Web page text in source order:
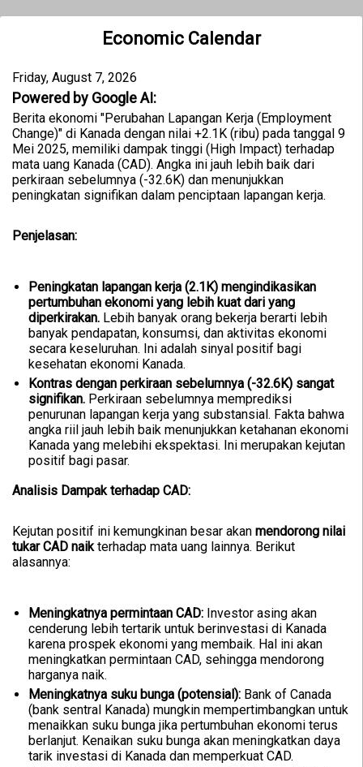
Economic Calendar
Friday, August 7, 2026
Powered by Google AI:
Berita ekonomi "Perubahan Lapangan Kerja (Employment
Change)" di Kanada dengan nilai +2.1K (ribu) pada tanggal 9
Mei 2025, memiliki dampak tinggi (High Impact) terhadap
mata uang Kanada (CAD). Angka ini jauh lebih baik dari
perkiraan sebelumnya (-32.6K) dan menunjukkan
peningkatan signifikan dalam penciptaan lapangan kerja.
Penjelasan:
Peningkatan lapangan kerja (2.1K) mengindikasikan
pertumbuhan ekonomi yang lebih kuat dari yang
diperkirakan. Lebih banyak orang bekerja berarti lebih
banyak pendapatan, konsumsi, dan aktivitas ekonomi
secara keseluruhan. Ini adalah sinyal positif bagi
kesehatan ekonomi Kanada.
Kontras dengan perkiraan sebelumnya (-32.6K) sangat
signifikan. Perkiraan sebelumnya memprediksi
penurunan lapangan kerja yang substansial. Fakta bahwa
angka riil jauh lebih baik menunjukkan ketahanan ekonomi
Kanada yang melebihi ekspektasi. Ini merupakan kejutan
positif bagi pasar.
Analisis Dampak terhadap CAD:
Kejutan positif ini kemungkinan besar akan mendorong nilai
tukar CAD naikterhadap mata uang lainnya. Berikut
alasannya:
Meningkatnya permintaan CAD: Investor asing akan
cenderung lebih tertarik untuk berinvestasi di Kanada
karena prospek ekonomi yang membaik. Hal ini akan
meningkatkan permintaan CAD, sehingga mendorong
harganya naik.
Meningkatnya suku bunga (potensial): Bank of Canada
(bank sentral Kanada) mungkin mempertimbangkan untuk
menaikkan suku bunga jika pertumbuhan ekonomi terus
berlanjut. Kenaikan suku bunga akan meningkatkan daya
tarik investasi di Kanada dan memperkuat CAD.